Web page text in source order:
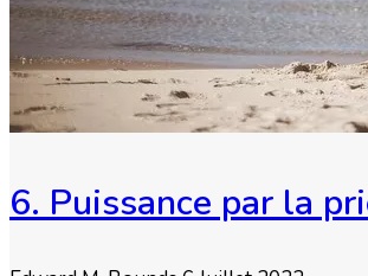
6. Puissance par la